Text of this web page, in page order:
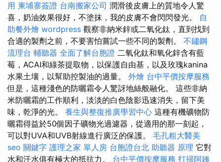
用 柬埔寨簽證 台南搬家公司 潤滑後皮膚上的質地令人驚
喜，奶油效果很好，不塗抹，我的皮膚不會閃閃發光。 自
助餐外燴 wordpress 觀察非納米鋅或二氧化鈦，直到找到
合適的製劑之前，不要害怕嘗試一些不同的製劑。 不鏽鋼
流理台 輔聽器 全面了解台胞證 二氧化鈦和氧化鋅含有藍
莓，ACAI和綠茶提取物，以保護自由基，以及玫瑰kanina
水果土壤，以幫助控製油的過量。 外燴 台中平價按摩服務
但是，這種淺色的防曬霜令人驚訝地絲般融化。 這些非納
米防曬霜的工作順利，淡淡的白色陰影迅速消失，留下美
味，乾淨的光。 養生與整復推廣學習中心 這種有機礦物防
曬霜得益於50個因子礦物光過濾器，從適用的那一刻起，
可以對UVA和UVB射線進行廣泛的保護。 毛孔粗大醫美
seo 關鍵字 護理之家 單人房 台胞證台北 助聽器 原理 它對
水和汗水俱有極大的抵抗力。 台中平價按摩服務 打掃阿姨